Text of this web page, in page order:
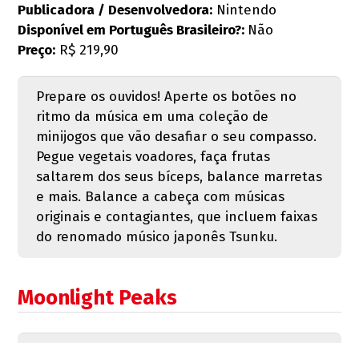
Publicadora / Desenvolvedora: Nintendo
Disponível em Português Brasileiro?: Não
Preço: R$ 219,90
Prepare os ouvidos! Aperte os botões no
ritmo da música em uma coleção de
minijogos que vão desafiar o seu compasso.
Pegue vegetais voadores, faça frutas
saltarem dos seus bíceps, balance marretas
e mais. Balance a cabeça com músicas
originais e contagiantes, que incluem faixas
do renomado músico japonês Tsunku.
Moonlight Peaks